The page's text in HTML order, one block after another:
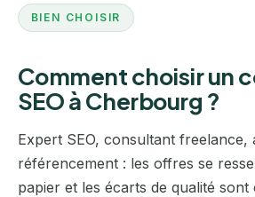
BIEN CHOISIR
Comment choisir un
SEO à Cherbourg ?
Expert SEO, consultant freelance,
référencement : les offres se
papier et les écarts de qualité sont